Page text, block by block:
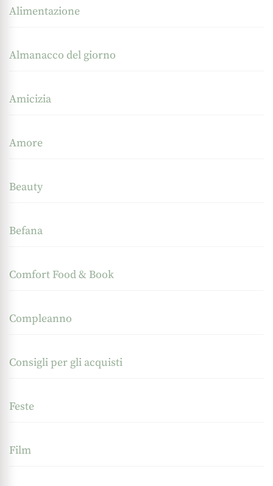
Alimentazione
Almanacco del giorno
Amicizia
Amore
Beauty
Befana
Comfort Food & Book
Compleanno
Consigli per gli acquisti
Feste
Film